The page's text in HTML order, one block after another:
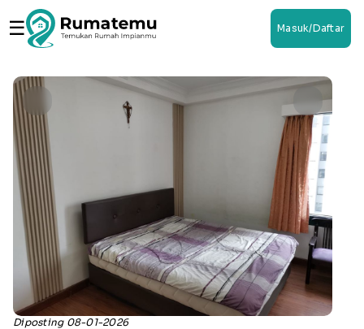
☰ Masuk/Daftar
Diposting 08-01-2026